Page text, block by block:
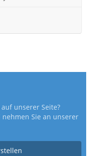
unserer Seite?
nehmen Sie an unserer